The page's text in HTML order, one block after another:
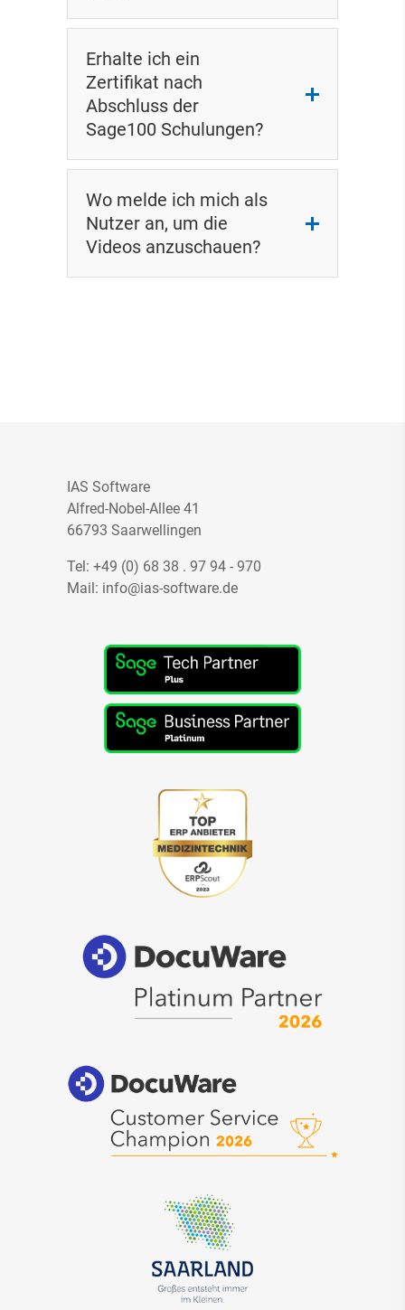
Erhalte ich ein
Zertifikat nach
Abschluss der
Sage100 Schulungen?
Wo melde ich mich als
Nutzer an, um die
Videos anzuschauen?
IAS Software
Alfred-Nobel-Allee 41
66793 Saarwellingen
Tel: +49 (0) 68 38 . 97 94 - 970
Mail: info@ias-software.de